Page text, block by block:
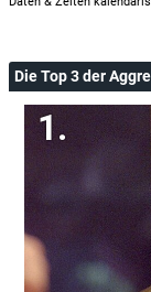
Die Top 3 der